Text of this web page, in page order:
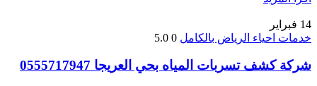
14 فبراير
خدمات احياء الرياض بالكامل 0
5.0
شركة كشف تسربات المياه بحي العريجا 0555717947